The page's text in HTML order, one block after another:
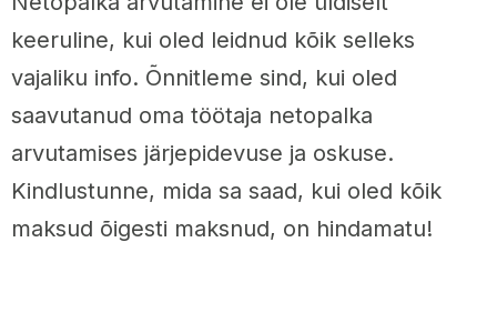
keeruline, kui oled leidnud kõik selleks
vajaliku info. Õnnitleme sind, kui oled
saavutanud oma töötaja netopalka
arvutamises järjepidevuse ja oskuse.
Kindlustunne, mida sa saad, kui oled kõik
maksud õigesti maksnud, on hindamatu!